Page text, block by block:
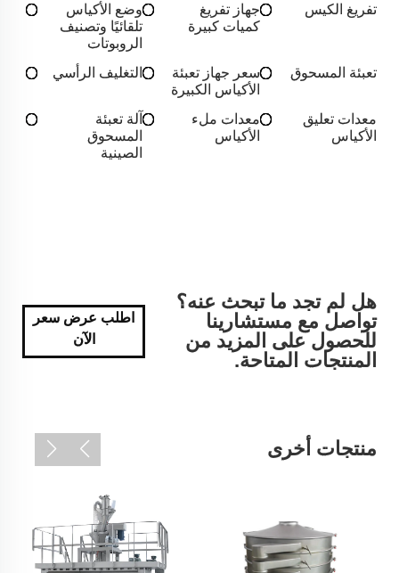
تفريغ الكيس
جهاز تفريغ
كميات كبيرة
وضع الأكياس
تلقائيًا وتصنيف
الروبوتات
تعبئة المسحوق
سعر جهاز تعبئة
الأكياس الكبيرة
التغليف الرأسي
معدات تعليق
الأكياس
معدات ملء
الأكياس
آلة تعبئة
المسحوق
الصينية
هل لم تجد ما تبحث عنه؟
تواصل مع مستشارينا
للحصول على المزيد من
المنتجات المتاحة.
اطلب عرض سعر
الآن
منتجات أخرى